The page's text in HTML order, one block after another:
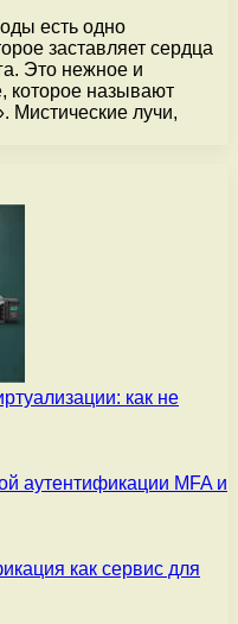
есть одно
заставляет сердца
Это нежное и
называют
Мистические лучи,
как не
аутентификации MFA и
как сервис для